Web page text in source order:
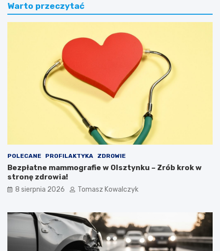
Warto przeczytać
POLECANE PROFILAKTYKA ZDROWIE
Bezpłatne mammografie w Olsztynku – Zrób krok w
stronę zdrowia!
8 sierpnia 2026 Tomasz Kowalczyk